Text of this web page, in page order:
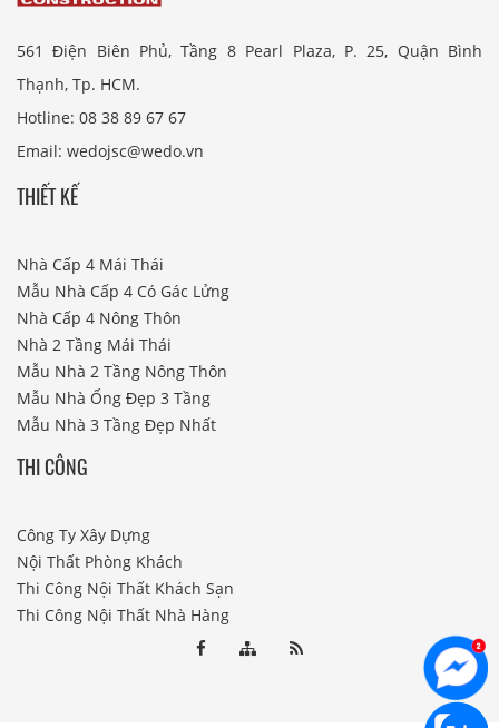
561 Điện Biên Phủ, Tầng 8 Pearl Plaza, P. 25, Quận Bình
Thạnh, Tp. HCM.
Hotline: 08 38 89 67 67
Email: wedojsc@wedo.vn
THIẾT KẾ
Nhà Cấp 4 Mái Thái
Mẫu Nhà Cấp 4 Có Gác Lửng
Nhà Cấp 4 Nông Thôn
Nhà 2 Tầng Mái Thái
Mẫu Nhà 2 Tầng Nông Thôn
Mẫu Nhà Ống Đẹp 3 Tầng
Mẫu Nhà 3 Tầng Đẹp Nhất
THI CÔNG
Công Ty Xây Dựng
Nội Thất Phòng Khách
Thi Công Nội Thất Khách Sạn
Thi Công Nội Thất Nhà Hàng